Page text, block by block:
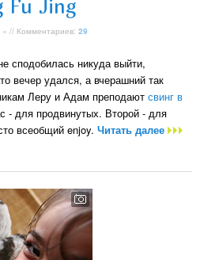
Fu Jing
» // Комментариев:29
сподобилась никуда выйти,
вечер удался, а вчерашний так
Леру и Адам преподаютсвинг в
- для продвинутых. Второй - для
всеобщий enjoy.Читать далее